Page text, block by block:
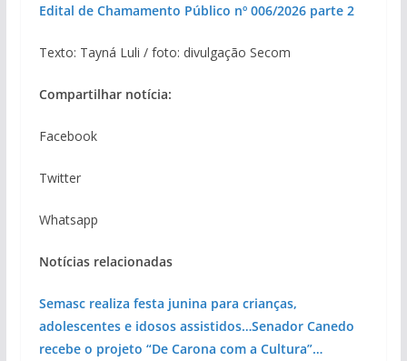
Edital de Chamamento Público nº 006/2026 parte 2
Texto: Tayná Luli / foto: divulgação Secom
Compartilhar notícia:
Facebook
Twitter
Whatsapp
Notícias relacionadas
Semasc realiza festa junina para crianças,
adolescentes e idosos assistidos…Senador Canedo
recebe o projeto “De Carona com a Cultura”…